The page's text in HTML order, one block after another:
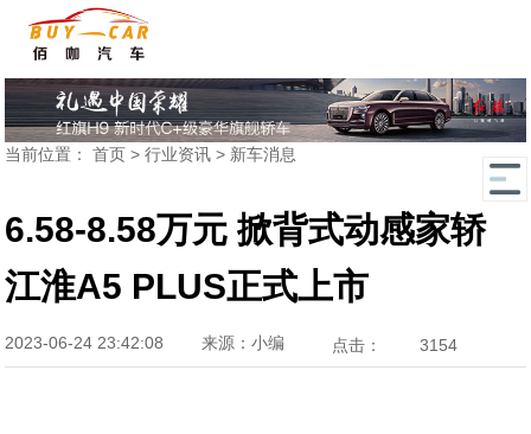
当前位置：首页 >行业资讯 > 新车消息
6.58-8.58万元 掀背式动感家轿
江淮A5 PLUS正式上市
2023-06-24 23:42:08 来源：小编 点击： 3154